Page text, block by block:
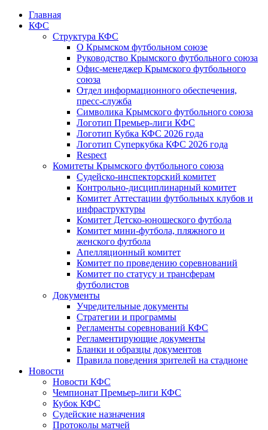
Главная
КФС
Структура КФС
О Крымском футбольном союзе
Руководство Крымского футбольного союза
Офис-менеджер Крымского футбольного
союза
Отдел информационного обеспечения,
пресс-служба
Символика Крымского футбольного союза
Логотип Премьер-лиги КФС
Логотип Кубка КФС 2026 года
Логотип Суперкубка КФС 2026 года
Respect
Комитеты Крымского футбольного союза
Судейско-инспекторский комитет
Контрольно-дисциплинарный комитет
Комитет Аттестации футбольных клубов и
инфраструктуры
Комитет Детско-юношеского футбола
Комитет мини-футбола, пляжного и
женского футбола
Апелляционный комитет
Комитет по проведению соревнований
Комитет по статусу и трансферам
футболистов
Документы
Учредительные документы
Стратегии и программы
Регламенты соревнований КФС
Регламентирующие документы
Бланки и образцы документов
Правила поведения зрителей на стадионе
Новости
Новости КФС
Чемпионат Премьер-лиги КФС
Кубок КФС
Судейские назначения
Протоколы матчей